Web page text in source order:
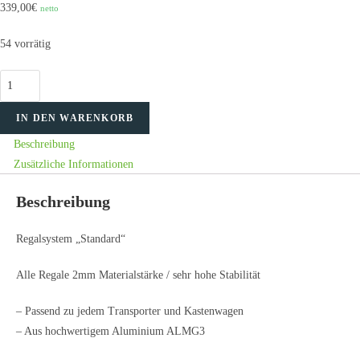
339,00€ netto
54 vorrätig
Regalsystem
"Standard"
Breite:
1250
1500
350mm
IN DEN WARENKORB
Beschreibung
Zusätzliche Informationen
Beschreibung
Regalsystem „Standard“
Alle Regale 2mm Materialstärke / sehr hohe Stabilität
– Passend zu jedem Transporter und Kastenwagen
– Aus hochwertigem Aluminium ALMG3